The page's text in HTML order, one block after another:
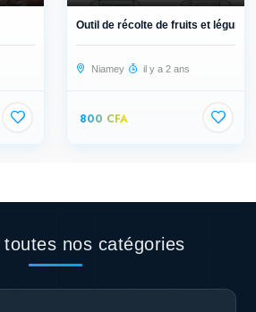
Outil de récolte de fruits et légum...
Niamey il y a 2 ans
800 CFA
toutes nos catégories